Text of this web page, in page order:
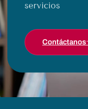
servicios
Contáctanos